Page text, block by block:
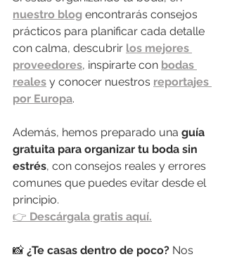
nuestro blog encontrarás consejos
prácticos para planificar cada detalle
con calma, descubrir los mejores
proveedores, inspirarte con bodas
reales y conocer nuestros reportajes
por Europa.
Además, hemos preparado una guía
gratuita para organizar tu boda sin
estrés, con consejos reales y errores
comunes que puedes evitar desde el
principio.
👉 Descárgala gratis aquí.
📸 ¿Te casas dentro de poco? Nos